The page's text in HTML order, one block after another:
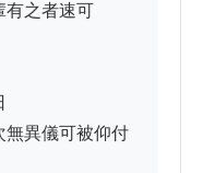
之者速可
異儀可被仰付